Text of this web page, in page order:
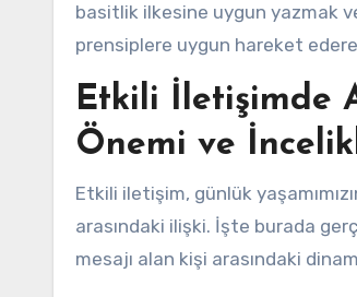
basitlik ilkesine uygun yazmak
prensiplere uygun hareket
Etkili İletişimde
Önemi ve
Etkili iletişim, günlük
arasındaki ilişki. İşte burada
mesajı alan kişi arasındaki